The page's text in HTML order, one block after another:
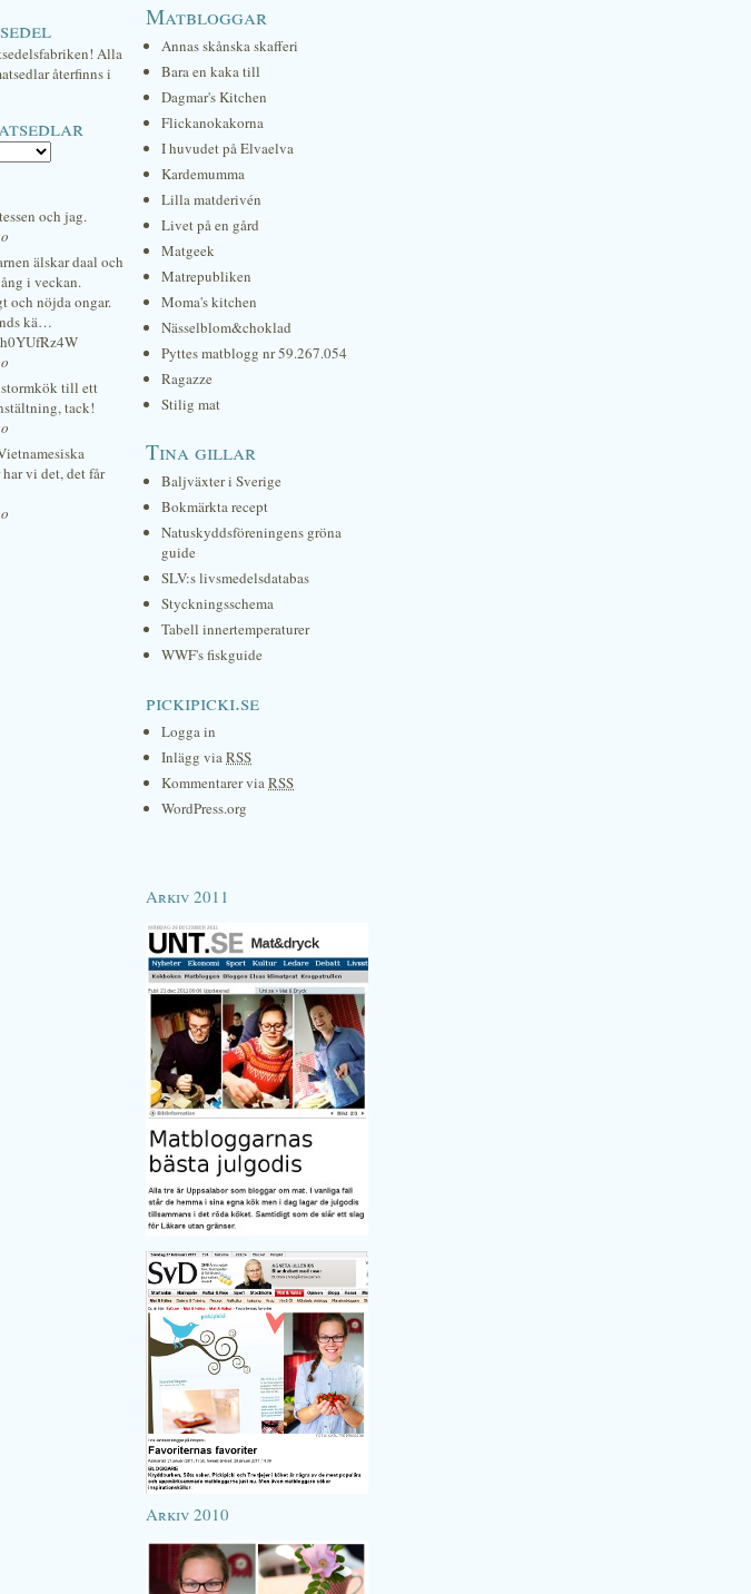
Alla
återfinns i
och jag.
älskar daal och
i veckan.
nöjda ongar.
kä…
till ett
tack!
vi det, det får
Matbloggar
Annas skånska skafferi
Bara en kaka till
Dagmar's Kitchen
Flickanokakorna
I huvudet på Elvaelva
Kardemumma
Lilla matderivén
Livet på en gård
Matgeek
Matrepubliken
Moma's kitchen
Nässelblom&choklad
Pyttes matblogg nr 59.267.054
Ragazze
Stilig mat
Tina gillar
Baljväxter i Sverige
Bokmärkta recept
Natuskyddsföreningens gröna
guide
SLV:s livsmedelsdatabas
Styckningsschema
Tabell innertemperaturer
WWF's fiskguide
pickipicki.se
Logga in
Inlägg viaRSS
Kommentarer viaRSS
WordPress.org
Arkiv 2011
Arkiv 2010